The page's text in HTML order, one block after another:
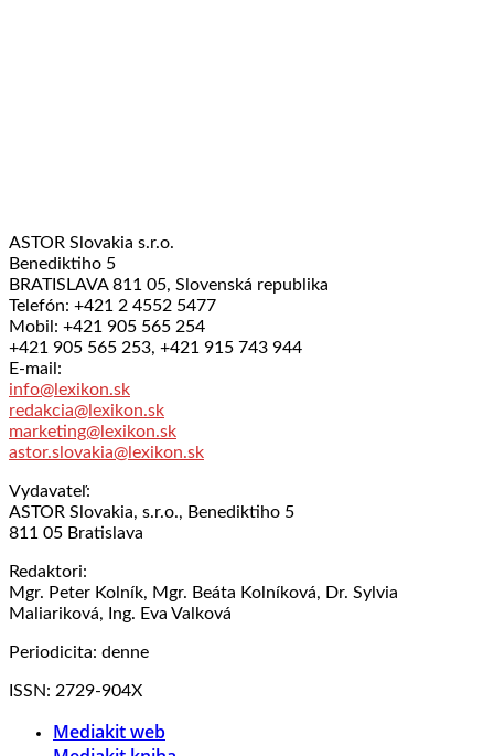
ASTOR Slovakia s.r.o.
Benediktiho 5
BRATISLAVA 811 05, Slovenská republika
Telefón: +421 2 4552 5477
Mobil: +421 905 565 254
+421 905 565 253, +421 915 743 944
E-mail:
info@lexikon.sk
redakcia@lexikon.sk
marketing@lexikon.sk
astor.slovakia@lexikon.sk
Vydavateľ:
ASTOR Slovakia, s.r.o., Benediktiho 5
811 05 Bratislava
Redaktori:
Mgr. Peter Kolník, Mgr. Beáta Kolníková, Dr. Sylvia
Maliariková, Ing. Eva Valková
Periodicita: denne
ISSN: 2729-904X
Mediakit web